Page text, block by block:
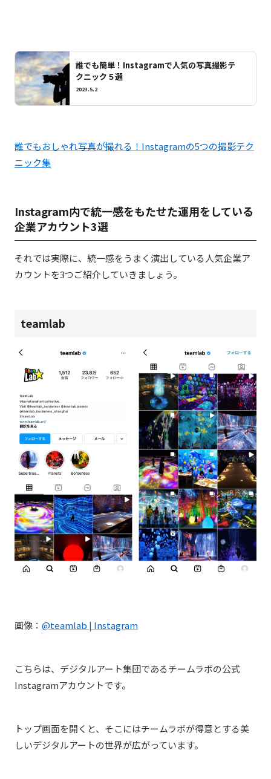
誰でも簡単！Instagramで人気の写真撮影テ
クニック５選
2023.5.2
誰でもおしゃれ写真が撮れる！Instagramの5つの撮影テク
ニック集
Instagram内で統一感をもたせた運用をしている
企業アカウント3選
それでは実際に、統一感をうまく演出している人気企業ア
カウントを3つご紹介していきましょう。
teamlab
画像： @teamlab | Instagram
こちらは、デジタルアート集団であるチームラボの公式
Instagramアカウントです。
トップ画面を開くと、そこにはチームラボが得意とする美
しいデジタルアートの世界が広がっています。